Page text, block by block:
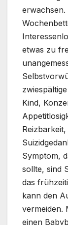
etwas zu
Kind,
Symptom,
sollte, sind
das
kann den
vermeiden.
einen